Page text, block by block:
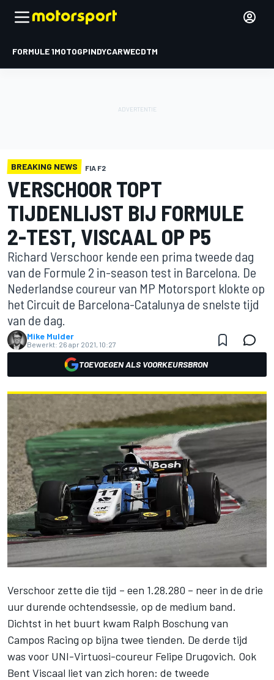
FORMULE 1MOTOGPINDYCARWECDTM
BREAKING NEWS FIA F2
VERSCHOOR TOPT
TIJDENLIJST BIJ FORMULE
2-TEST, VISCAAL OP P5
Richard Verschoor kende een prima tweede dag
van de Formule 2 in-season test in Barcelona. De
Nederlandse coureur van MP Motorsport klokte op
het Circuit de Barcelona-Catalunya de snelste tijd
van de dag.
Mike Mulder
Bewerkt: 26 apr 2021, 10:27
TOEVOEGEN ALS VOORKEURSBRON
Verschoor zette die tijd – een 1.28.280 – neer in de drie
uur durende ochtendsessie, op de medium band.
Dichtst in het buurt kwam Ralph Boschung van
Campos Racing op bijna twee tienden. De derde tijd
was voor UNI-Virtuosi-coureur Felipe Drugovich. Ook
Bent Viscaal liet van zich horen: de tweede